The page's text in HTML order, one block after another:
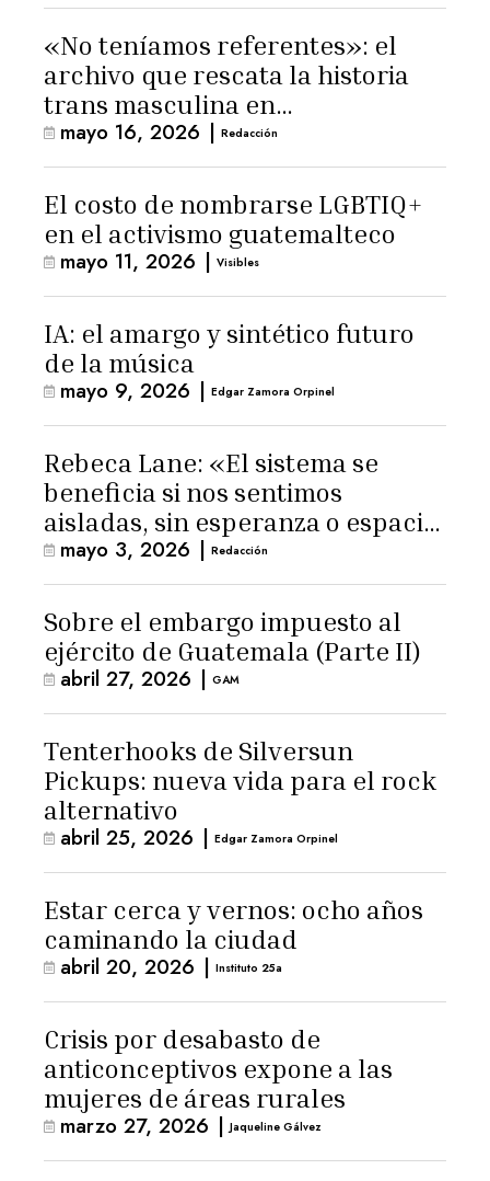
«No teníamos referentes»: el
archivo que rescata la historia
trans masculina en
Latinoamérica
mayo 16, 2026 | Redacción
El costo de nombrarse LGBTIQ+
en el activismo guatemalteco
mayo 11, 2026 | Visibles
IA: el amargo y sintético futuro
de la música
mayo 9, 2026 | Edgar Zamora Orpinel
Rebeca Lane: «El sistema se
beneficia si nos sentimos
aisladas, sin esperanza o espacio
para la ternura»
mayo 3, 2026 | Redacción
Sobre el embargo impuesto al
ejército de Guatemala (Parte II)
abril 27, 2026 | GAM
Tenterhooks de Silversun
Pickups: nueva vida para el rock
alternativo
abril 25, 2026 | Edgar Zamora Orpinel
Estar cerca y vernos: ocho años
caminando la ciudad
abril 20, 2026 | Instituto 25a
Crisis por desabasto de
anticonceptivos expone a las
mujeres de áreas rurales
marzo 27, 2026 | Jaqueline Gálvez